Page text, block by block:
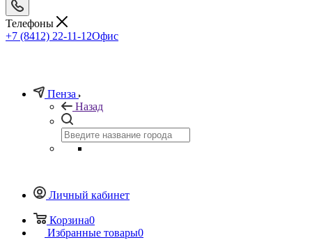
Телефоны
+7 (8412) 22-11-12Офис
Пенза
Назад
Личный кабинет
Корзина0
Избранные товары0